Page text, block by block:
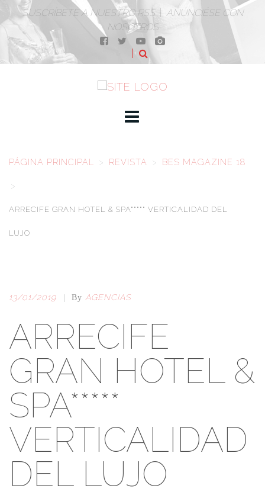
SUSCRÍBETE A NUESTRO RSS| ANÚNCIÉSE CON
NOSOTROS
PÁGINA PRINCIPAL > REVISTA > BES MAGAZINE 18
>
ARRECIFE GRAN HOTEL & SPA***** VERTICALIDAD DEL
LUJO
13/01/2019 By AGENCIAS
ARRECIFE
GRAN HOTEL &
SPA*****
VERTICALIDAD
DEL LUJO